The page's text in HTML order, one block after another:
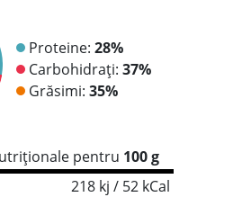
Proteine: 28%
Carbohidrați: 37%
Grăsimi: 35%
pentru 100 g
218 kj / 52 kCal